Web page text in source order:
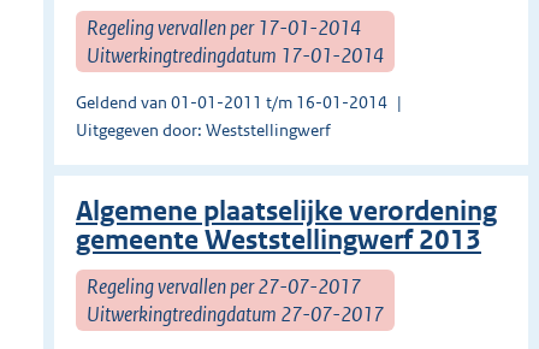
Regeling vervallen per 17-01-2014
Uitwerkingtredingdatum 17-01-2014
Geldend van 01-01-2011 t/m 16-01-2014
Uitgegeven door: Weststellingwerf
Algemene plaatselijke verordening
gemeente Weststellingwerf 2013
Regeling vervallen per 27-07-2017
Uitwerkingtredingdatum 27-07-2017